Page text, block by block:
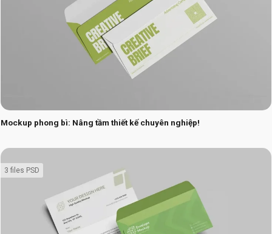
Mockup phong bì: Nâng tầm thiết kế chuyên nghiệp!
3 files PSD